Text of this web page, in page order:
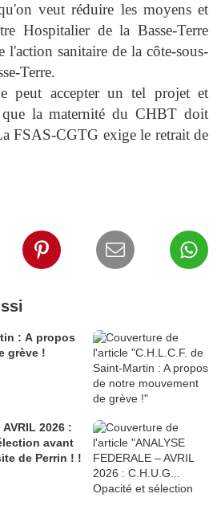
veut réduire les moyens et
Hospitalier de la Basse-Terre
l'action sanitaire de la côte-sous-
Terre.
peut accepter un tel projet et
que la maternité du CHBT doit
FSAS-CGTG exige le retrait de
: A propos
grève !
AVRIL 2026 :
avant
de Perrin ! !